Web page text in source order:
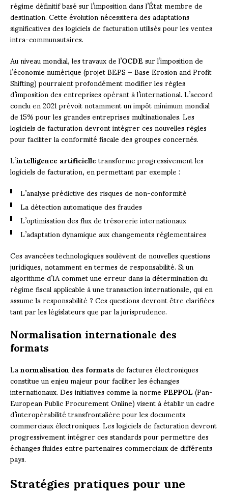
régime définitif basé sur l’imposition dans l’État membre de
destination. Cette évolution nécessitera des adaptations
significatives des logiciels de facturation utilisés pour les ventes
intra-communautaires.
Au niveau mondial, les travaux de l’OCDEsur l’imposition de
l’économie numérique (projet BEPS – Base Erosion and Profit
Shifting) pourraient profondément modifier les règles
d’imposition des entreprises opérant à l’international. L’accord
conclu en 2021 prévoit notamment un impôt minimum mondial
de 15% pour les grandes entreprises multinationales. Les
logiciels de facturation devront intégrer ces nouvelles règles
pour faciliter la conformité fiscale des groupes concernés.
L’intelligence artificielletransforme progressivement les
logiciels de facturation, en permettant par exemple :
L’analyse prédictive des risques de non-conformité
La détection automatique des fraudes
L’optimisation des flux de trésorerie internationaux
L’adaptation dynamique aux changements réglementaires
Ces avancées technologiques soulèvent de nouvelles questions
juridiques, notamment en termes de responsabilité. Si un
algorithme d’IA commet une erreur dans la détermination du
régime fiscal applicable à une transaction internationale, qui en
assume la responsabilité ? Ces questions devront être clarifiées
tant par les législateurs que par la jurisprudence.
Normalisation internationale des
formats
Lanormalisation des formatsde factures électroniques
constitue un enjeu majeur pour faciliter les échanges
internationaux. Des initiatives comme la normePEPPOL(Pan-
European Public Procurement Online) visent à établir un cadre
d’interopérabilité transfrontalière pour les documents
commerciaux électroniques. Les logiciels de facturation devront
progressivement intégrer ces standards pour permettre des
échanges fluides entre partenaires commerciaux de différents
pays.
Stratégies pratiques pour une